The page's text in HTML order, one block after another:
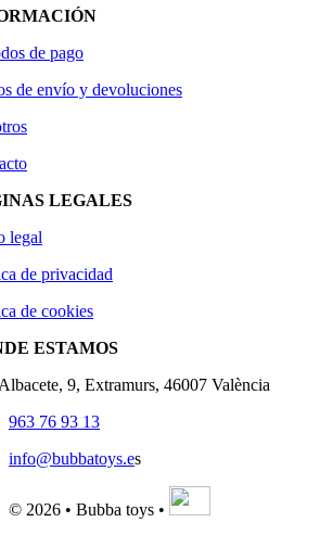
de pago
de envío y devoluciones
LEGALES
legal
de privacidad
de cookies
ESTAMOS
9, Extramurs, 46007 València
963 76 93 13
info@bubbatoys.es
© 2026 • Bubba toys •